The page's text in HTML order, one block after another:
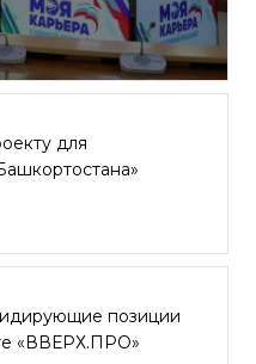
для
позиции
«ВВЕРХ.ПРО»